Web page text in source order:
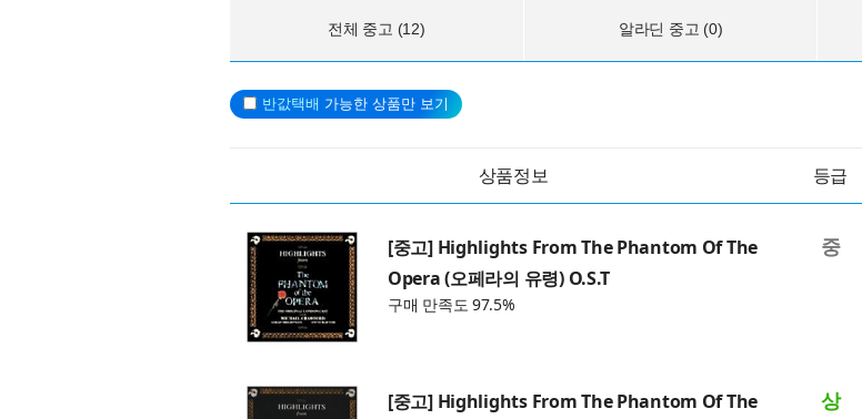
전체 중고 (12) 알라딘 중고 (0)
반값택배 가능한 상품만 보기
상품정보 등급
[중고] Highlights From The Phantom Of The
Opera (오페라의 유령) O.S.T
구매 만족도 97.5%
중
[중고] Highlights From The Phantom Of The 상